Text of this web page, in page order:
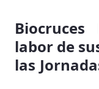
labor de
las